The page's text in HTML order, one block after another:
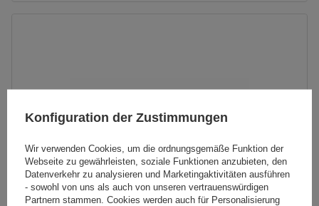
Konfiguration der Zustimmungen
Wir verwenden Cookies, um die ordnungsgemäße Funktion der
Webseite zu gewährleisten, soziale Funktionen anzubieten, den
Datenverkehr zu analysieren und Marketingaktivitäten ausführen
- sowohl von uns als auch von unseren vertrauenswürdigen
Partnern stammen. Cookies werden auch für Personalisierung